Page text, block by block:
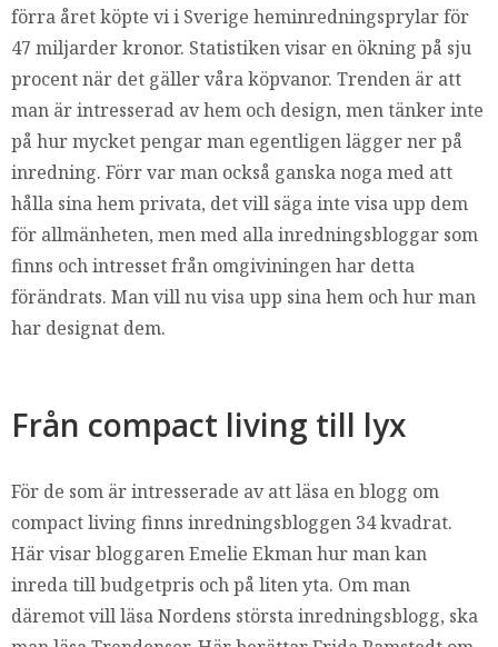
förra året köpte vi i Sverige heminredningsprylar för
47 miljarder kronor. Statistiken visar en ökning på sju
procent när det gäller våra köpvanor. Trenden är att
man är intresserad av hem och design, men tänker inte
på hur mycket pengar man egentligen lägger ner på
inredning. Förr var man också ganska noga med att
hålla sina hem privata, det vill säga inte visa upp dem
för allmänheten, men med alla inredningsbloggar som
finns och intresset från omgiviningen har detta
förändrats. Man vill nu visa upp sina hem och hur man
har designat dem.
Från compact living till lyx
För de som är intresserade av att läsa en blogg om
compact living finns inredningsbloggen 34 kvadrat.
Här visar bloggaren Emelie Ekman hur man kan
inreda till budgetpris och på liten yta. Om man
däremot vill läsa Nordens största inredningsblogg, ska